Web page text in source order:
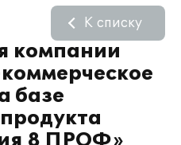
компании
базе
К списку